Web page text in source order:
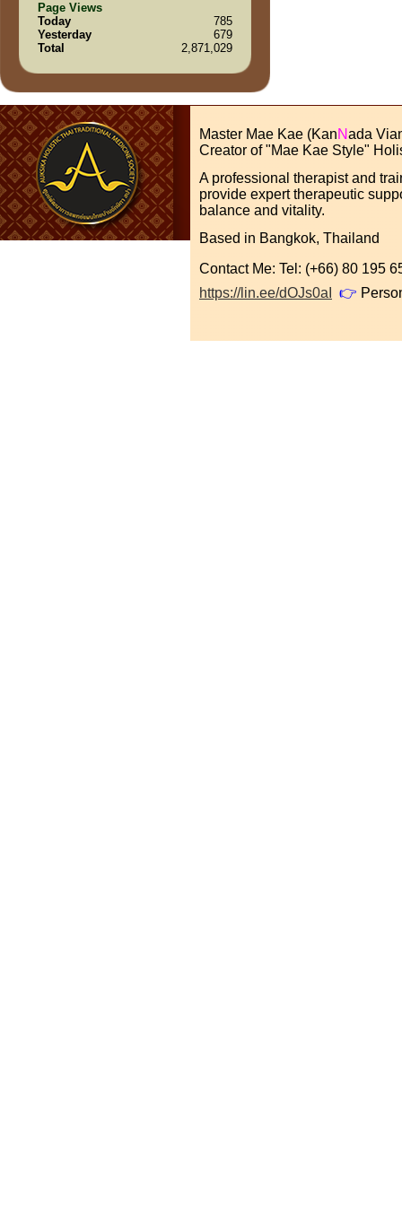
Page Views
Today
785
Yesterday
679
Total
2,871,029
Master Mae Kae (KanNada
Creator of "Mae Kae Style"
A professional therapist and
provide expert therapeutic
balance and vitality.
Based in Bangkok, Thailand
Contact Me: Tel: (+66) 80 195
https://lin.ee/dOJs0aI
👉